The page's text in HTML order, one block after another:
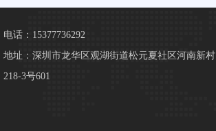
电话：15377736292
地址：深圳市龙华区观湖街道松元夏社区河南新村
218-3号601